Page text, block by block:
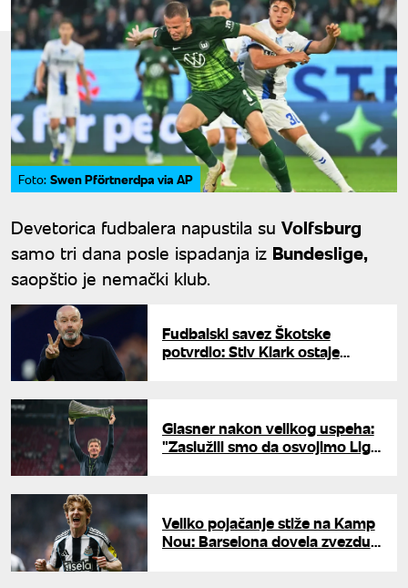
Foto: Swen Pförtnerdpa via AP
Devetorica fudbalera napustila su Volfsburg
samo tri dana posle ispadanja iz Bundeslige,
saopštio je nemački klub.
Fudbalski savez Škotske
potvrdio: Stiv Klark ostaje
Glasner nakon velikog uspeha:
"Zaslužili smo da osvojimo Ligu
Veliko pojačanje stiže na Kamp
Nou: Barselona dovela zvezdu